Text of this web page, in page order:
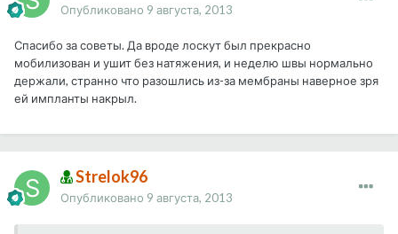
Опубликовано 9 августа, 2013
Спасибо за советы. Да вроде лоскут был прекрасно
мобилизован и ушит без натяжения, и неделю швы нормально
держали, странно что разошлись из-за мембраны наверное зря
ей импланты накрыл.
Strelok96
Опубликовано 9 августа, 2013